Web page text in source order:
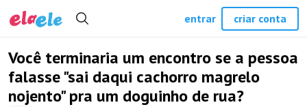
Você terminaria um encontro se a pessoa
falasse "sai daqui cachorro magrelo
nojento" pra um doguinho de rua?
entrar criar conta